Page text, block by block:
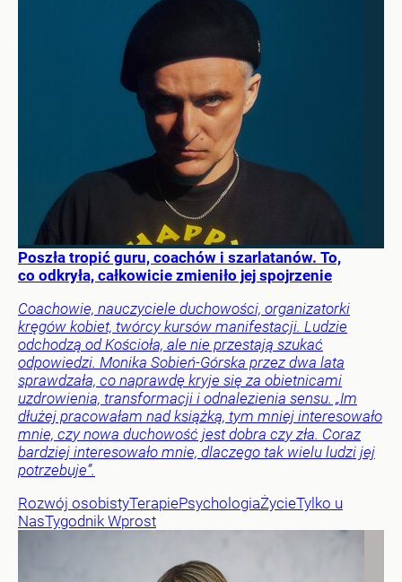
Poszła tropić guru, coachów i szarlatanów. To,
co odkryła, całkowicie zmieniło jej spojrzenie
Coachowie, nauczyciele duchowości, organizatorki
kręgów kobiet, twórcy kursów manifestacji. Ludzie
odchodzą od Kościoła, ale nie przestają szukać
odpowiedzi. Monika Sobień-Górska przez dwa lata
sprawdzała, co naprawdę kryje się za obietnicami
uzdrowienia, transformacji i odnalezienia sensu. „Im
dłużej pracowałam nad książką, tym mniej interesowało
mnie, czy nowa duchowość jest dobra czy zła. Coraz
bardziej interesowało mnie, dlaczego tak wielu ludzi jej
potrzebuje”.
Rozwój osobistyTerapiePsychologiaŻycieTylko u
NasTygodnik Wprost